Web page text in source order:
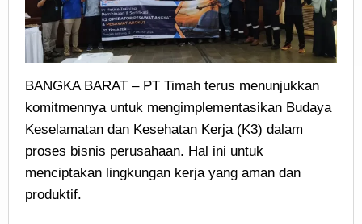
BANGKA BARAT – PT Timah terus menunjukkan
komitmennya untuk mengimplementasikan Budaya
Keselamatan dan Kesehatan Kerja (K3) dalam
proses bisnis perusahaan. Hal ini untuk
menciptakan lingkungan kerja yang aman dan
produktif.